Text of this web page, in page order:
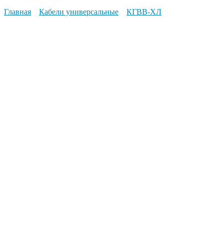
Главная
Кабели универсальные КГВВ-ХЛ